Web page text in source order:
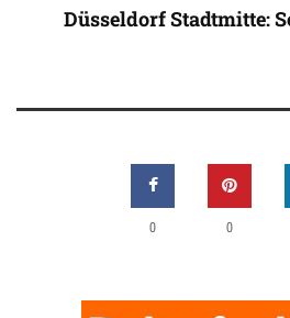
Düsseldorf Stadtmitte:
0 0